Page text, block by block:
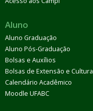
Aluno
Aluno Graduação
Aluno Pós-Graduação
Bolsas e Auxílios
Bolsas de Extensão e Cultura
Calendário Acadêmico
Moodle UFABC